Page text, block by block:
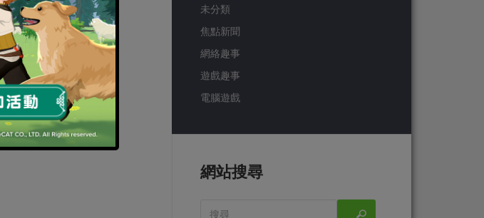
未分類
焦點新聞
網絡趣事
遊戲趣事
電腦遊戲
網站搜尋